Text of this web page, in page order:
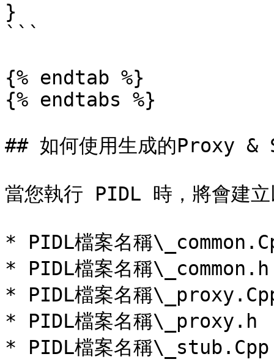
}
```
{% endtab %}
{% endtabs %}
## 如何使用生成的Proxy &
當您執行 PIDL 時，將會建立
* PIDL檔案名稱
* PIDL檔案名稱\_common.h
* PIDL檔案名稱
* PIDL檔案名稱\_proxy.h
* PIDL檔案名稱\_stub.Cpp